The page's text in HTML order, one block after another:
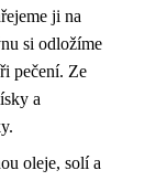
ji na
si odložíme
pečení. Ze
a
oleje, solí a